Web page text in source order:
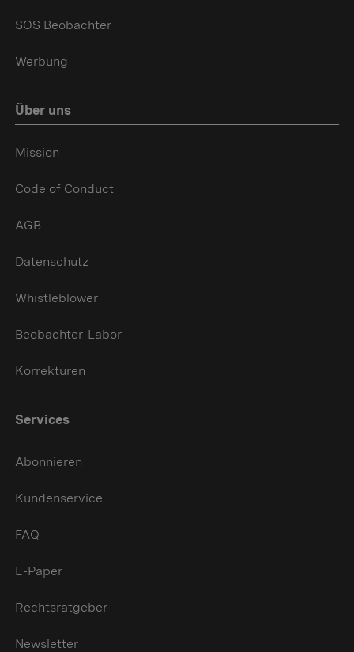
SOS Beobachter
Werbung
Über uns
Mission
Code of Conduct
AGB
Datenschutz
Whistleblower
Beobachter-Labor
Korrekturen
Services
Abonnieren
Kundenservice
FAQ
E-Paper
Rechtsratgeber
Newsletter